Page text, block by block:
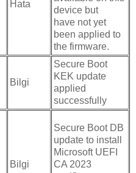
Hata
device but
have not yet
been applied to
the firmware.
Bilgi
Secure Boot
KEK update
applied
successfully
Bilgi
Secure Boot DB
update to install
Microsoft UEFI
CA 2023